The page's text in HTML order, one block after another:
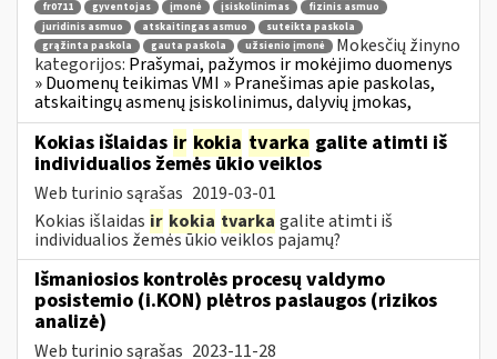
fr0711 gyventojas įmonė įsiskolinimas
fizinis asmuo
juridinis asmuo
atskaitingas asmuo
suteikta paskola
grąžinta paskola
gauta paskola užsienio įmonė
Mokesčių žinyno
kategorijos: Prašymai, pažymos ir mokėjimo duomenys
» Duomenų teikimas VMI » Pranešimas apie paskolas,
atskaitingų asmenų įsiskolinimus, dalyvių įmokas,
Kokias išlaidas ir kokia tvarka galite atimti iš
individualios žemės ūkio veiklos
Web turinio sąrašas 2019-03-01
Kokias išlaidas ir kokia tvarka galite atimti iš
individualios žemės ūkio veiklos pajamų?
Išmaniosios kontrolės procesų valdymo
posistemio (i.KON) plėtros paslaugos (rizikos
analizė)
Web turinio sąrašas 2023-11-28